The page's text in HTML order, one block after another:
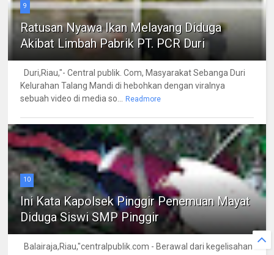
9
Ratusan Nyawa Ikan Melayang Diduga
Akibat Limbah Pabrik PT. PCR Duri
Duri,Riau,"- Central publik. Com, Masyarakat Sebanga Duri
Kelurahan Talang Mandi di hebohkan dengan viralnya
sebuah video di media so...
Readmore
10
Ini Kata Kapolsek Pinggir Penemuan Mayat
Diduga Siswi SMP Pinggir
Balairaja,Riau,"centralpublik.com - Berawal dari kegelisahan